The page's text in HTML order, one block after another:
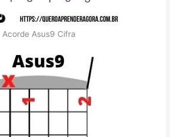
Acorde Asus9 Cifra